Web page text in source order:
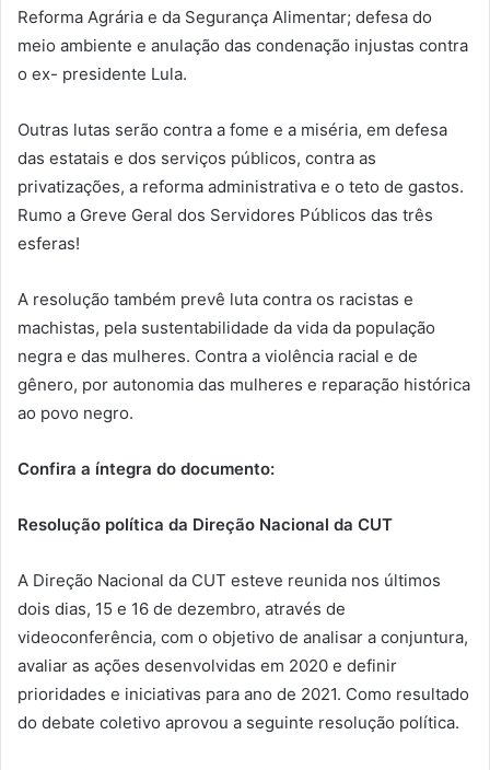
Reforma Agrária e da Segurança Alimentar; defesa do
meio ambiente e anulação das condenação injustas contra
o ex- presidente Lula.
Outras lutas serão contra a fome e a miséria, em defesa
das estatais e dos serviços públicos, contra as
privatizações, a reforma administrativa e o teto de gastos.
Rumo a Greve Geral dos Servidores Públicos das três
esferas!
A resolução também prevê luta contra os racistas e
machistas, pela sustentabilidade da vida da população
negra e das mulheres. Contra a violência racial e de
gênero, por autonomia das mulheres e reparação histórica
ao povo negro.
Confira a íntegra do documento:
Resolução política da Direção Nacional da CUT
A Direção Nacional da CUT esteve reunida nos últimos
dois dias, 15 e 16 de dezembro, através de
videoconferência, com o objetivo de analisar a conjuntura,
avaliar as ações desenvolvidas em 2020 e definir
prioridades e iniciativas para ano de 2021. Como resultado
do debate coletivo aprovou a seguinte resolução política.